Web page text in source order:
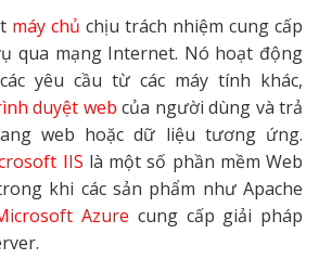
máy chủ chịu trách nhiệm cung cấp
qua mạng Internet. Nó hoạt động
yêu cầu từ các máy tính khác,
duyệt web của người dùng và trả
web hoặc dữ liệu tương ứng.
IIS là một số phần mềm Web
khi các sản phẩm như Apache
Azure cung cấp giải pháp